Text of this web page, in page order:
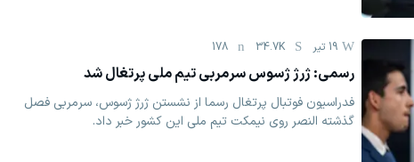
19 تیر 34.7K
178
رسمی: ژرژ ژسوس سرمربی تیم ملی پرتغال شد
فدراسیون فوتبال پرتغال رسما از نشستن ژرژ ژسوس، سرمربی فصل
گذشته النصر روی نیمکت تیم ملی این کشور خبر داد.